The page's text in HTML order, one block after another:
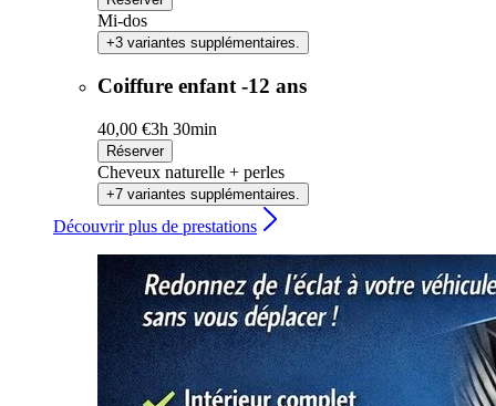
Mi-dos
+3 variantes supplémentaires.
Coiffure enfant -12 ans
40,00 €3h 30min
Réserver
Cheveux naturelle + perles
+7 variantes supplémentaires.
Découvrir plus de prestations